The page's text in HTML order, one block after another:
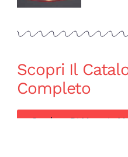
Scopri Il
Completo
Catalogo Di Mano in